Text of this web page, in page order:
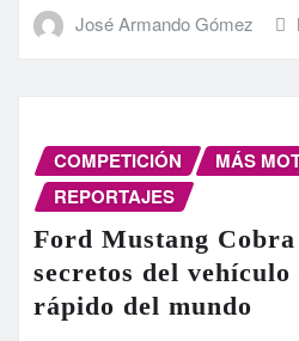
José Armando Gómez
COMPETICIÓN
MÁS
REPORTAJES
Ford Mustang
secretos del
rápido del mundo